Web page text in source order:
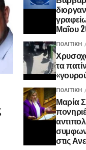
Μαΐου
ΠΟΛΙΤΙΚΉ
τα
ΠΟΛΙΤΙΚΉ
Μαρία
στις